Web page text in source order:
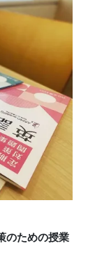
のための授業